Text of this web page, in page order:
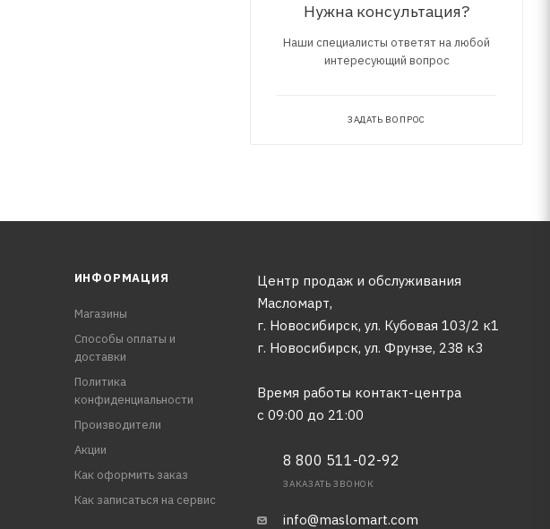
Нужна консультация?
Наши специалисты ответят на любой
интересующий вопрос
ЗАДАТЬ ВОПРОС
ИНФОРМАЦИЯ
Магазины
Способы оплаты и
доставки
Политика
конфиденциальности
Производители
Акции
Как оформить заказ
Как записаться на сервис
Центр продаж и обслуживания
Масломарт,
г. Новосибирск, ул. Кубовая 103/2 к1
г. Новосибирск, ​ул. Фрунзе, 238 к3
Время работы контакт-центра
с 09:00 до 21:00
8 800 511-02-92
ЗАКАЗАТЬ ЗВОНОК
info@maslomart.com